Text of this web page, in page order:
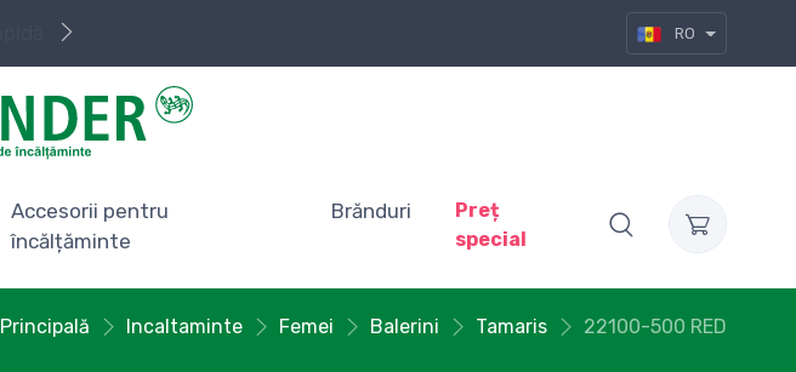
RO
Accesorii pentru
încălțăminte
Brănduri
Preț
special
Principală Incaltaminte Femei Balerini Tamaris 22100-500 RED